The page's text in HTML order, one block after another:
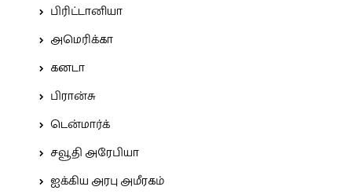
பிரிட்டானியா
அமெரிக்கா
கனடா
பிரான்சு
டென்மார்க்
சவூதி அரேபியா
ஐக்கிய அரபு அமீரகம்